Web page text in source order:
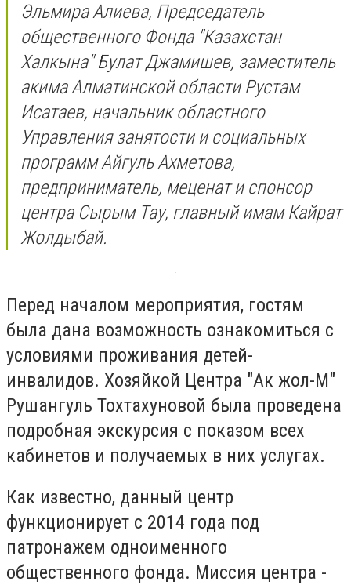
Эльмира Алиева, Председатель
общественного Фонда "Казахстан
Халкына" Булат Джамишев, заместитель
акима Алматинской области Рустам
Исатаев, начальник областного
Управления занятости и социальных
программ Айгуль Ахметова,
предприниматель, меценат и спонсор
центра Сырым Тау, главный имам Кайрат
Жолдыбай.
Перед началом мероприятия, гостям
была дана возможность ознакомиться с
условиями проживания детей-
инвалидов. Хозяйкой Центра "Ак жол-М"
Рушангуль Тохтахуновой была проведена
подробная экскурсия с показом всех
кабинетов и получаемых в них услугах.
Как известно, данный центр
функционирует с 2014 года под
патронажем одноименного
общественного фонда. Миссия центра -